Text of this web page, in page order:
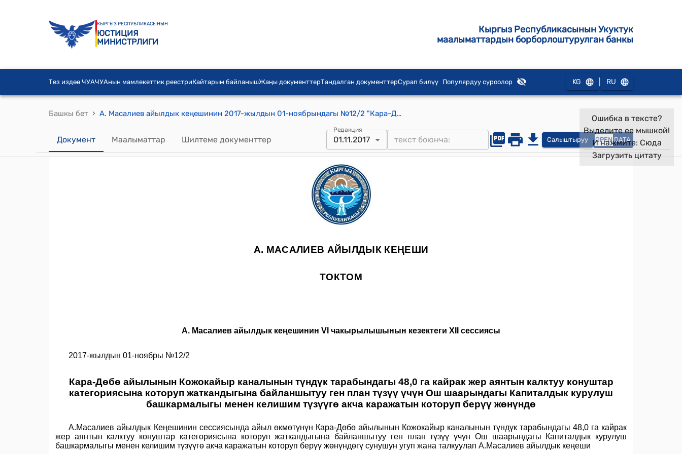
КЫРГЫЗ РЕСПУБЛИКАСЫНЫН
ЮСТИЦИЯ
МИНИСТРЛИГИ
Кыргыз Республикасынын Укуктук
маалыматтардын борборлоштурулган банкы
Тез издөө ЧУАЧУАнын мамлекеттик реестриКайтарым байланышЖаңы документтерТандалган документтерСурап билүү Популярдуу суроолор KG RU
Башкы бет › А. Масалиев айылдык кеңешинин 2017-жылдын 01-ноябрындагы №12/2 "Кара-Дөбө айылынын Кожокайыр каналынын түндүк тарабындагы 48,0 га кайрак жер аянтын калктуу конуштар категориясына которуп жаткандыгына байланшытуу ген план түзүү үчүн Ош шаарындагы Капиталдык курулуш башкармалыгы менен келишим түзүүгө акча каражатын которуп берүү жөнүндө" токтому
Документ Маалыматтар Шилтеме документтер
Редакция
01.11.2017 Салыштыруу OPEN DATA
Ошибка в тексте?
Выделите ее мышкой!
И нажмите: Сюда
Загрузить цитату